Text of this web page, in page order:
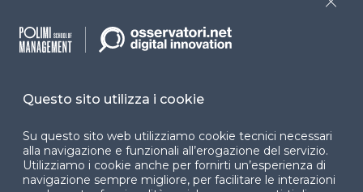
Cookie Center
YouTube X
Questo sito utilizza i cookie
Su questo sito web utilizziamo cookie tecnici necessari
alla navigazione e funzionali all’erogazione del servizio.
Utilizziamo i cookie anche per fornirti un’esperienza di
navigazione sempre migliore, per facilitare le interazioni